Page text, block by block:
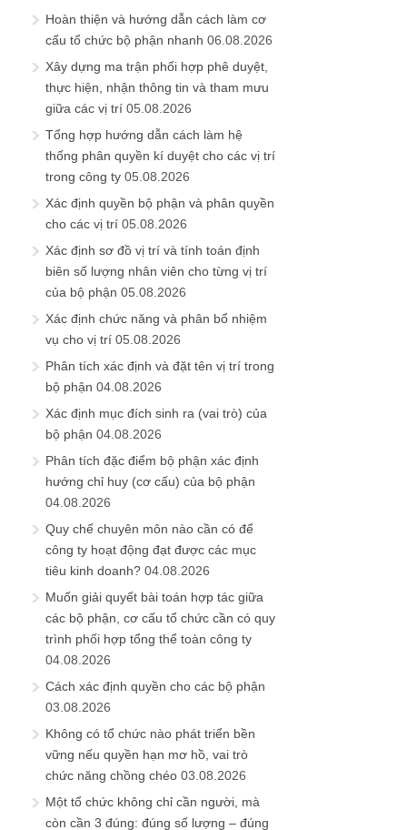
Hoàn thiện và hướng dẫn cách làm cơ
cấu tổ chức bộ phận nhanh 06.08.2026
Xây dựng ma trận phối hợp phê duyệt,
thực hiện, nhận thông tin và tham mưu
giữa các vị trí 05.08.2026
Tổng hợp hướng dẫn cách làm hệ
thống phân quyền kí duyệt cho các vị trí
trong công ty 05.08.2026
Xác định quyền bộ phận và phân quyền
cho các vị trí 05.08.2026
Xác định sơ đồ vị trí và tính toán định
biên số lượng nhân viên cho từng vị trí
của bộ phận 05.08.2026
Xác định chức năng và phân bổ nhiệm
vụ cho vị trí 05.08.2026
Phân tích xác định và đặt tên vị trí trong
bộ phận 04.08.2026
Xác định mục đích sinh ra (vai trò) của
bộ phận 04.08.2026
Phân tích đặc điểm bộ phận xác định
hướng chỉ huy (cơ cấu) của bộ phận
04.08.2026
Quy chế chuyên môn nào cần có để
công ty hoạt động đạt được các mục
tiêu kinh doanh? 04.08.2026
Muốn giải quyết bài toán hợp tác giữa
các bộ phận, cơ cấu tổ chức cần có quy
trình phối hợp tổng thể toàn công ty
04.08.2026
Cách xác định quyền cho các bộ phận
03.08.2026
Không có tổ chức nào phát triển bền
vững nếu quyền hạn mơ hồ, vai trò
chức năng chồng chéo 03.08.2026
Một tổ chức không chỉ cần người, mà
còn cần 3 đúng: đúng số lượng – đúng